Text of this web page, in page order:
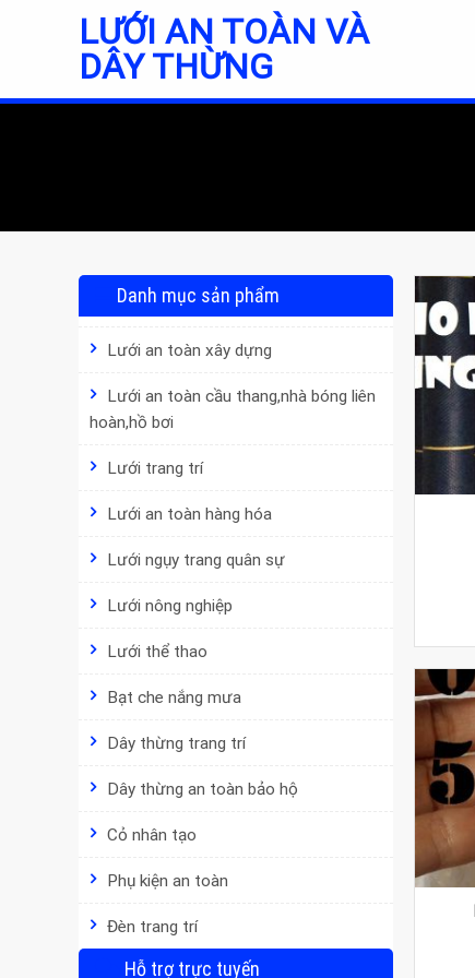
LƯỚI AN TOÀN VÀ
DÂY THỪNG
Danh mục sản phẩm
Lưới an toàn xây dựng
Lưới an toàn cầu thang,nhà bóng liên
hoàn,hồ bơi
Lưới trang trí
Lưới an toàn hàng hóa
Lưới ngụy trang quân sự
Lưới nông nghiệp
Lưới thể thao
Bạt che nắng mưa
Dây thừng trang trí
Dây thừng an toàn bảo hộ
Cỏ nhân tạo
Phụ kiện an toàn
Đèn trang trí
Hỗ trợ trực tuyến